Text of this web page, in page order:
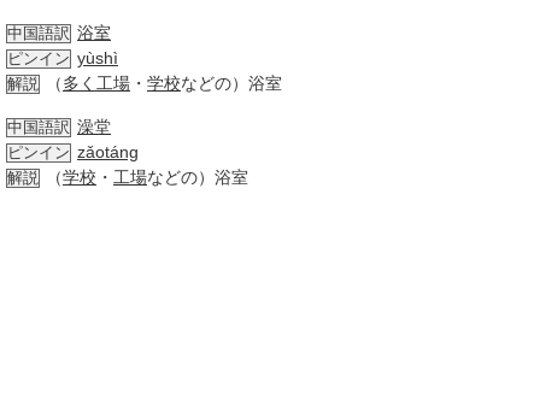
中国語訳 浴室
ピンイン yùshì
解説 （多く 工場 ・ 学校などの）浴室
中国語訳 澡堂
ピンイン zǎotáng
解説 （学校 ・ 工場などの）浴室